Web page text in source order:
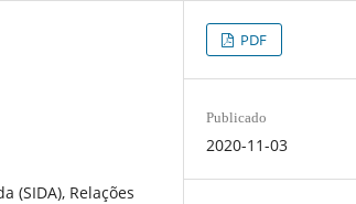
(SIDA), Relações
PDF
Publicado
2020-11-03